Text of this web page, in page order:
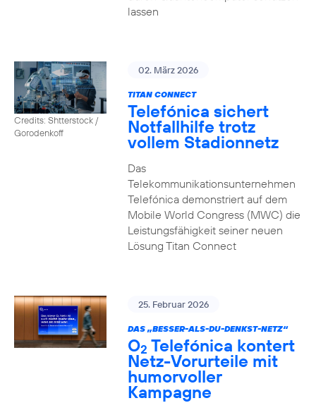
lassen
Credits: Shtterstock /
Gorodenkoff
02. März 2026
TITAN CONNECT
Telefónica sichert
Notfallhilfe trotz
vollem Stadionnetz
Das
Telekommunikationsunternehmen
Telefónica demonstriert auf dem
Mobile World Congress (MWC) die
Leistungsfähigkeit seiner neuen
Lösung Titan Connect
25. Februar 2026
DAS „BESSER-ALS-DU-DENKST-NETZ“
O2 Telefónica kontert
Netz-Vorurteile mit
humorvoller
Kampagne